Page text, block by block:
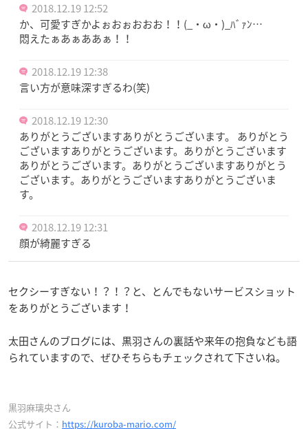
2018.12.19 12:52
か、可愛すぎかよぉおぉおおお！！(_・ω・)_ﾊﾞｧﾝ…
悶えたぁあぁああぁ！！
2018.12.19 12:38
言い方が意味深すぎるわ(笑)
2018.12.19 12:30
ありがとうございますありがとうございます。 ありがとう
ございますありがとうございます。ありがとうございます
ありがとうございます。ありがとうございますありがとう
ございます。ありがとうございますありがとうございま
す。
2018.12.19 12:31
顔が綺麗すぎる
セクシーすぎない！？！？と、とんでもないサービスショット
をありがとうございます！
太田さんのブログには、黒羽さんの裏話や来年の抱負なども語
られていますので、ぜひそちらもチェックされて下さいね。
黒羽麻璃央さん
公式サイト： https://kuroba-mario.com/